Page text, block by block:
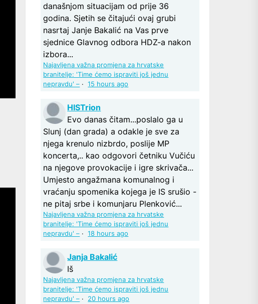
današnjom situacijam od prije 36
godina. Sjetih se čitajući ovaj grubi
nasrtaj Janje Bakalić na Vas prve
sjednice Glavnog odbora HDZ-a nakon
izbora...
Najavljena važna promjena za hrvatske
branitelje: 'Time ćemo ispraviti još jednu
nepravdu' – ·15 hours ago
HISTrion
Evo danas čitam...poslalo ga u
Slunj (dan grada) a odakle je sve za
njega krenulo nizbrdo, poslije MP
koncerta,.. kao odgovori četniku Vučiću
na njegove provokacije i igre skrivača...
Umjesto angažmana komunalnog i
vraćanju spomenika kojega je IS srušio -
ne pitaj srbe i komunjaru Plenković...
Najavljena važna promjena za hrvatske
branitelje: 'Time ćemo ispraviti još jednu
nepravdu' – ·18 hours ago
Janja Bakalić
Iš
Najavljena važna promjena za hrvatske
branitelje: 'Time ćemo ispraviti još jednu
nepravdu' – · 20 hours ago